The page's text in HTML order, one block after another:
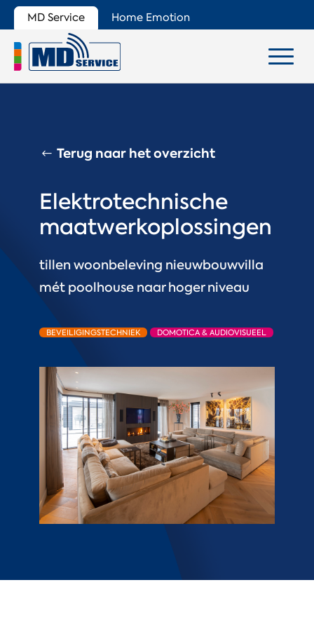
MD Service Home Emotion
Terug naar het overzicht
Elektrotechnische
maatwerkoplossingen
tillen woonbeleving nieuwbouwvilla
mét poolhouse naar hoger niveau
BEVEILIGINGSTECHNIEK DOMOTICA & AUDIOVISUEEL